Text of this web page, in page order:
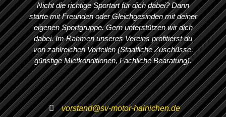
Nicht die richtige Sportart für dich dabei? Dann
starte mit Freunden oder Gleichgesinden mit deiner
eigenen Sportgruppe. Gern unterstützen wir dich
dabei. Im Rahmen unseres Vereins profitierst du
von zahlreichen Vorteilen (Staatliche Zuschüsse,
günstige Mietkonditionen, Fachliche Bearatung).
vorstand@sv-motor-hainichen.de